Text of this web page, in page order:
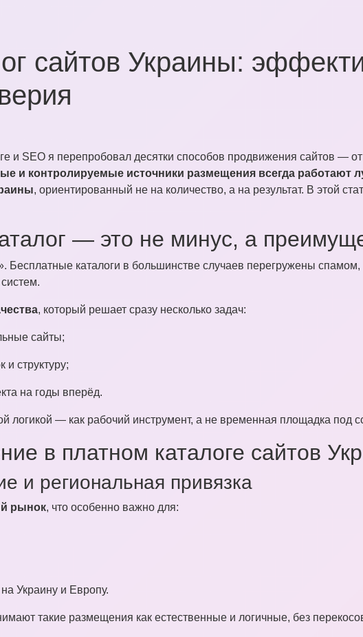
сайтов Украины:
и SEO я перепробовал десятки способов продвижения сайтов —
и контролируемые источники размещения всегда работают
, ориентированный не на количество, а на результат. В этой
— это не минус, а
Бесплатные каталоги в большинстве случаев перегружены
, который решает сразу несколько задач:
сайты;
и структуру;
на годы вперёд.
логикой — как рабочий инструмент, а не временная площадка под
в платном каталоге сайтов
и региональная привязка
рынок, что особенно важно для:
Украину и Европу.
такие размещения как естественные и логичные, без